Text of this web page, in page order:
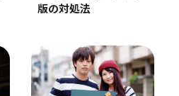
版の対処法